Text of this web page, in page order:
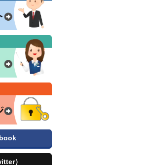
）